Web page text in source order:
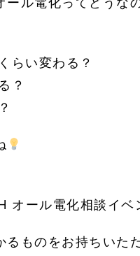
らい変わる？
？
オール電化相談イベ
るものをお持ちいた